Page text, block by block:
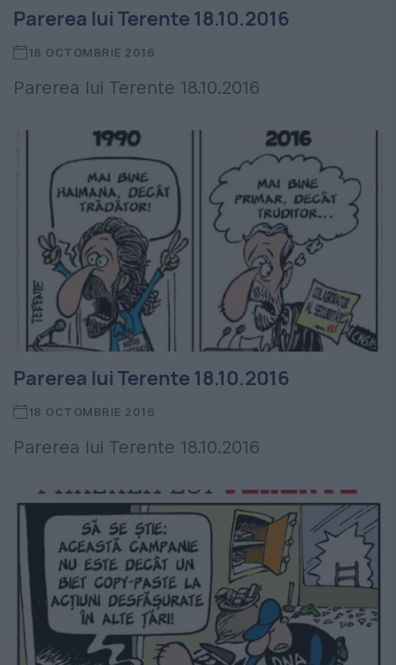
Parerea lui Terente 18.10.2016
18 OCTOMBRIE 2016
Parerea lui Terente 18.10.2016
Parerea lui Terente 18.10.2016
18 OCTOMBRIE 2016
Parerea lui Terente 18.10.2016